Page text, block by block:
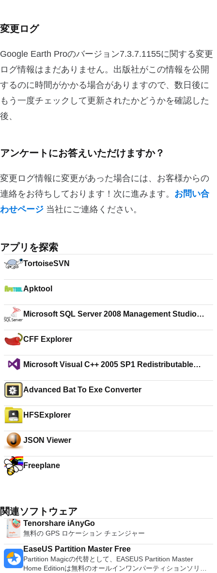
変更ログ
Google Earth Proのバージョン7.3.7.1155に関する変更
ログ情報はまだありません。出版社がこの情報を公開
するのに時間がかかる場合がありますので、数日後に
もう一度チェックして更新されたかどうかを確認した
後、
アンケートにお答えいただけますか？
変更ログ情報に変更があった場合には、お客様からの
連絡をお待ちしております！次に進みます。 お問い合
わせページ 当社にご連絡ください。
アプリを探索
TortoiseSVN
Apktool
Microsoft SQL Server 2008 Management Studio
CFF Explorer
Microsoft Visual C++ 2005 SP1 Redistributable
Advanced Bat To Exe Converter
HFSExplorer
JSON Viewer
Freeplane
関連ソフトウェア
Tenorshare iAnyGo
無料の GPS ロケーション チェンジャー
EaseUS Partition Master Free
Partition Magicの代替として、EASEUS Partition Master
Home Editionは無料のオールインワンパーティションソリュ